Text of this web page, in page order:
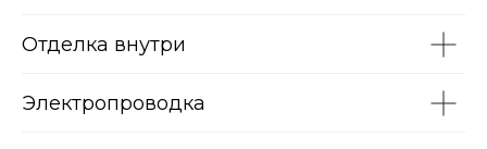
Отделка внутри
Электропроводка